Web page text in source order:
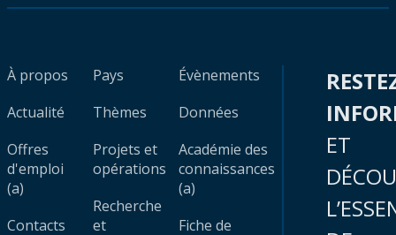
À propos
Actualité
Offres
d'emploi
(a)
Contacts
Pays
Thèmes
Projets et
opérations
Recherche
et
Évènements
Données
Académie des
connaissances
(a)
Fiche de
ET